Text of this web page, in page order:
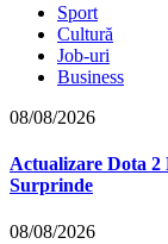
Sport
Cultură
Job-uri
Business
08/08/2026
Actualizare Dota
Surprinde
08/08/2026